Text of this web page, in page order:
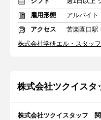
雇用形態
アルバイト
アクセス
苦楽園口駅
株式会社学研エル・スタッ
株式会社ツクイスタ
株式会社ツクイスタッフ